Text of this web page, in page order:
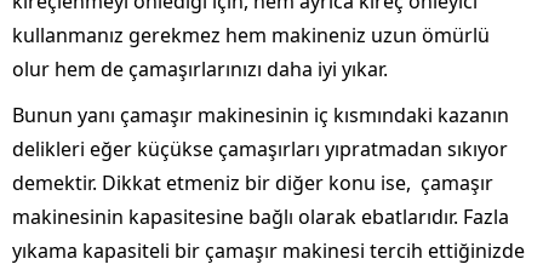
kullanmanız gerekmez hem makineniz uzun ömürlü
olur hem de çamaşırlarınızı daha iyi yıkar.
Bunun yanı çamaşır makinesinin iç kısmındaki kazanın
delikleri eğer küçükse çamaşırları yıpratmadan sıkıyor
demektir. Dikkat etmeniz bir diğer konu ise, çamaşır
makinesinin kapasitesine bağlı olarak ebatlarıdır. Fazla
yıkama kapasiteli bir çamaşır makinesi tercih ettiğinizde